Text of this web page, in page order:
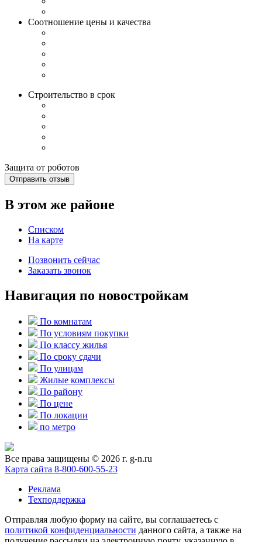
Соотношение цены и качества
Строительство в срок
Защита от роботов
Отправить отзыв
В этом же районе
Списком
На карте
Позвонить сейчас
Заказать звонок
Навигация по новостройкам
По комнатам
По условиям покупки
По классу жилья
По сроку сдачи
По улицам
Жилые комплексы
По району
По цене
По локации
по метро
Все права защищены © 2026 г. g-n.ru
Карта сайта 8-800-600-55-23
Реклама
Техподдержка
Отправляя любую форму на сайте, вы соглашаетесь с
политикой конфиденциальности данного сайта, а также на